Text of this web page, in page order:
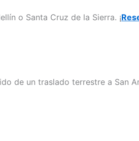
o Santa Cruz de la Sierra. ¡
de un traslado terrestre a San